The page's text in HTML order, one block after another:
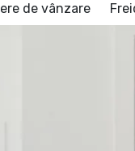
de vânzare